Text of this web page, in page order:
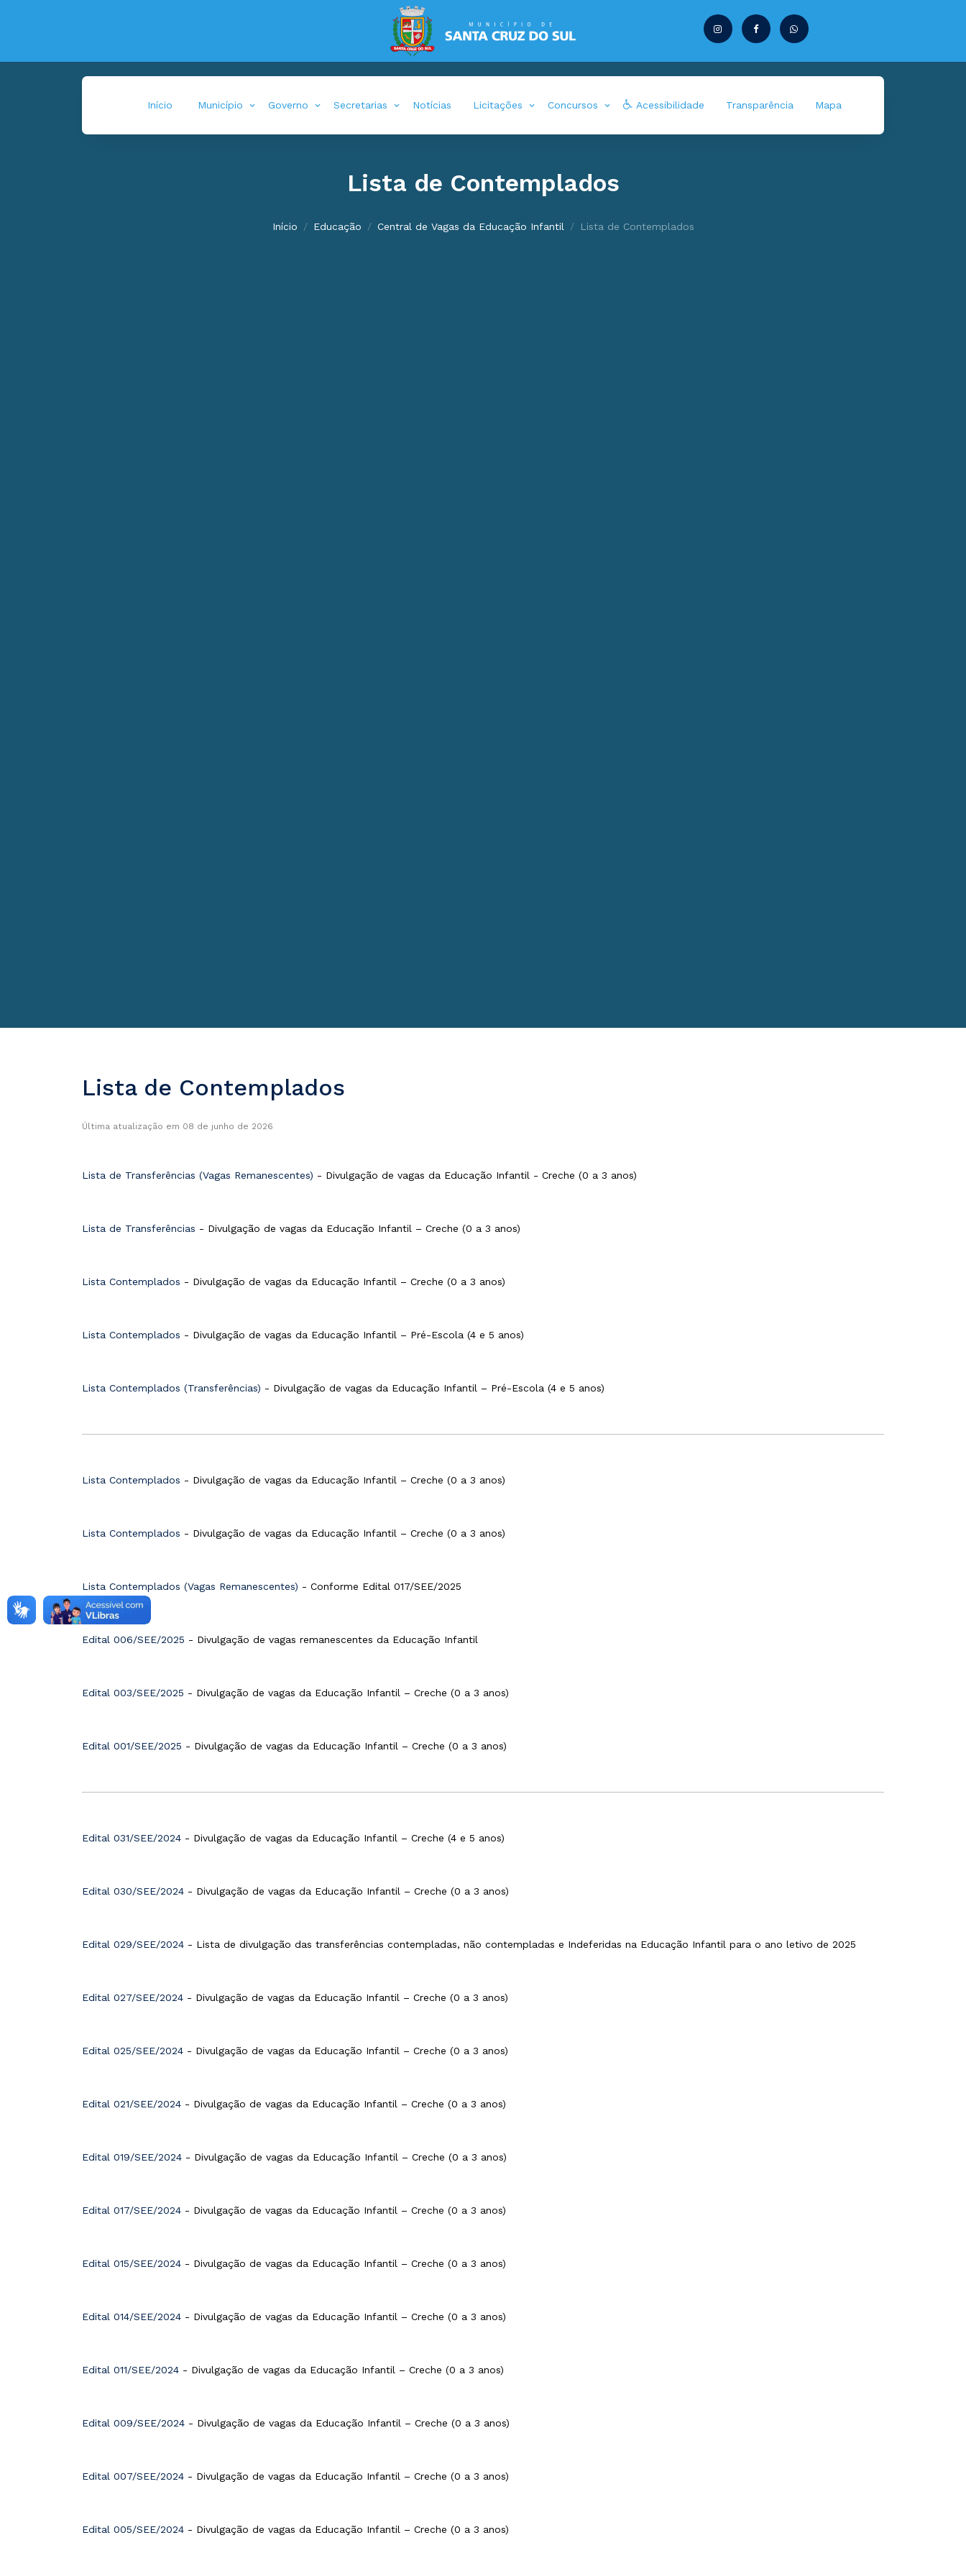
Início Município Governo Secretarias Notícias Licitações Concursos Acessibilidade Transparência Mapa
Lista de Contemplados
Início Educação Central de Vagas da Educação Infantil Lista de Contemplados
Lista de Contemplados
Última atualização em 08 de junho de 2026
Lista de Transferências (Vagas Remanescentes) - Divulgação de vagas da Educação Infantil - Creche (0 a 3 anos)
Lista de Transferências - Divulgação de vagas da Educação Infantil – Creche (0 a 3 anos)
Lista Contemplados - Divulgação de vagas da Educação Infantil – Creche (0 a 3 anos)
Lista Contemplados - Divulgação de vagas da Educação Infantil – Pré-Escola (4 e 5 anos)
Lista Contemplados (Transferências) - Divulgação de vagas da Educação Infantil – Pré-Escola (4 e 5 anos)
Lista Contemplados - Divulgação de vagas da Educação Infantil – Creche (0 a 3 anos)
Lista Contemplados - Divulgação de vagas da Educação Infantil – Creche (0 a 3 anos)
Lista Contemplados (Vagas Remanescentes) - Conforme Edital 017/SEE/2025
Edital 006/SEE/2025 - Divulgação de vagas remanescentes da Educação Infantil
Edital 003/SEE/2025 - Divulgação de vagas da Educação Infantil – Creche (0 a 3 anos)
Edital 001/SEE/2025 - Divulgação de vagas da Educação Infantil – Creche (0 a 3 anos)
Edital 031/SEE/2024 - Divulgação de vagas da Educação Infantil – Creche (4 e 5 anos)
Edital 030/SEE/2024 - Divulgação de vagas da Educação Infantil – Creche (0 a 3 anos)
Edital 029/SEE/2024 - Lista de divulgação das transferências contempladas, não contempladas e Indeferidas na Educação Infantil para o ano letivo de 2025
Edital 027/SEE/2024 - Divulgação de vagas da Educação Infantil – Creche (0 a 3 anos)
Edital 025/SEE/2024 - Divulgação de vagas da Educação Infantil – Creche (0 a 3 anos)
Edital 021/SEE/2024 - Divulgação de vagas da Educação Infantil – Creche (0 a 3 anos)
Edital 019/SEE/2024 - Divulgação de vagas da Educação Infantil – Creche (0 a 3 anos)
Edital 017/SEE/2024 - Divulgação de vagas da Educação Infantil – Creche (0 a 3 anos)
Edital 015/SEE/2024 - Divulgação de vagas da Educação Infantil – Creche (0 a 3 anos)
Edital 014/SEE/2024 - Divulgação de vagas da Educação Infantil – Creche (0 a 3 anos)
Edital 011/SEE/2024 - Divulgação de vagas da Educação Infantil – Creche (0 a 3 anos)
Edital 009/SEE/2024 - Divulgação de vagas da Educação Infantil – Creche (0 a 3 anos)
Edital 007/SEE/2024 - Divulgação de vagas da Educação Infantil – Creche (0 a 3 anos)
Edital 005/SEE/2024 - Divulgação de vagas da Educação Infantil – Creche (0 a 3 anos)